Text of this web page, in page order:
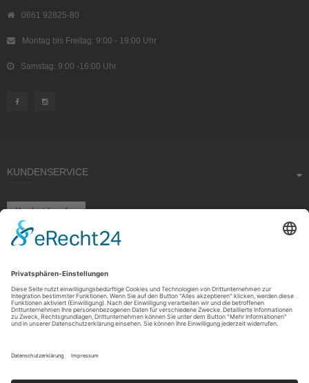
0661 92825-80
Montag bis Freitag: 9:00 - 19:00 Uhr
Samstag: 9:00 -16:00 Uhr
KUNDENSERVICE
Kauf widerrufen
RECHTLICHES
ÜBER UNS